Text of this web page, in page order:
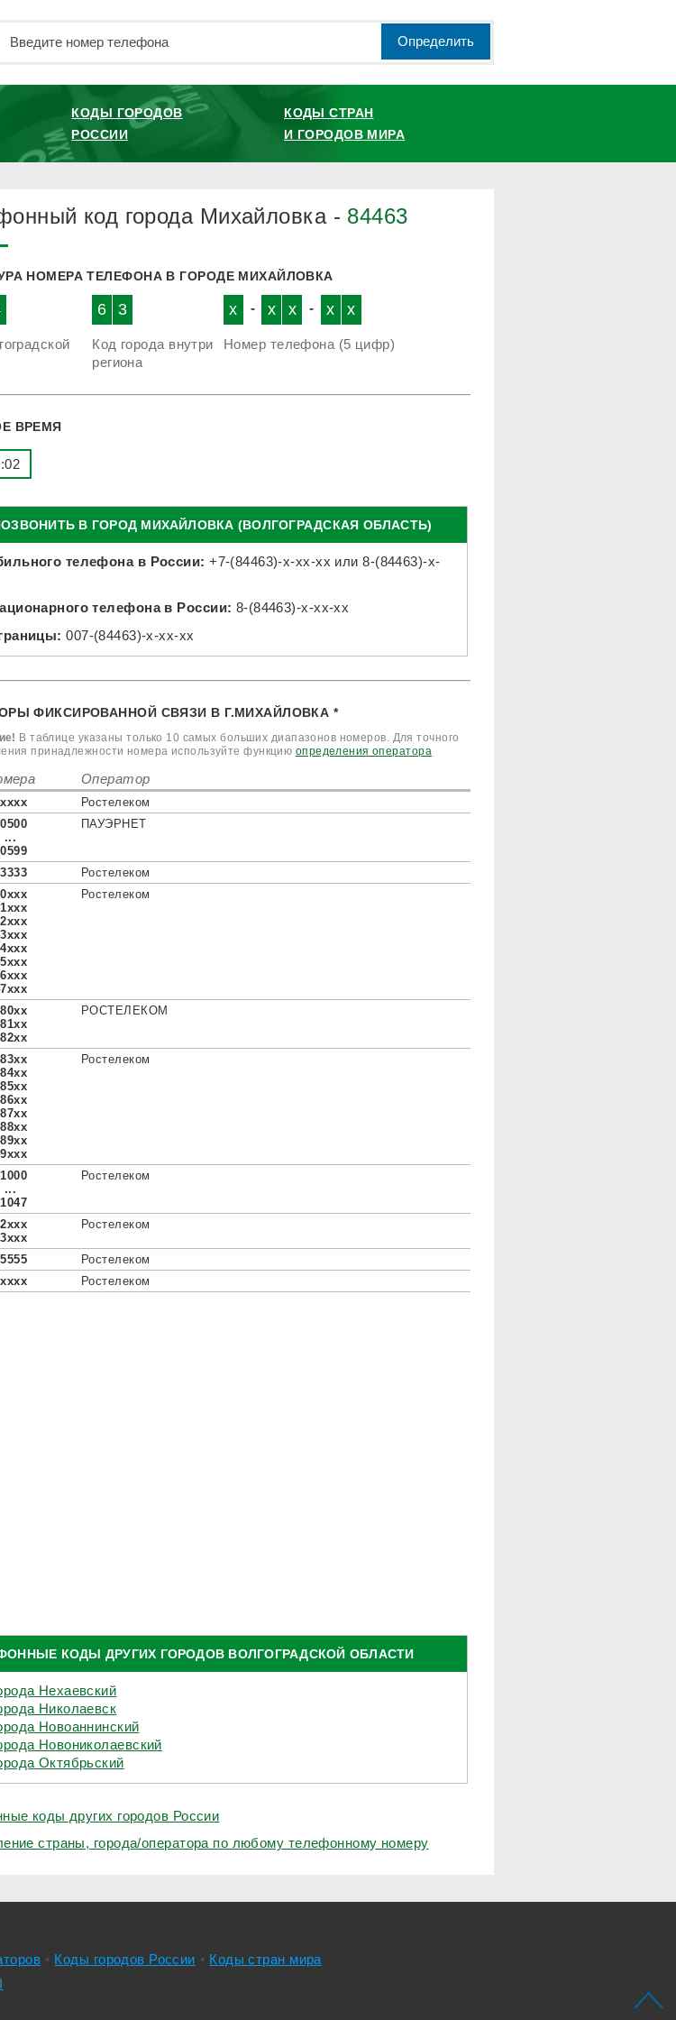
Определить
КОДЫ ГОРОДОВ
РОССИИ
КОДЫ СТРАН
И ГОРОДОВ МИРА
код города Михайловка - 84463
НОМЕРА ТЕЛЕФОНА В ГОРОДЕ МИХАЙЛОВКА
6 3
Код города внутри
региона
x - x x - x x
Номер телефона (5 цифр)
ВРЕМЯ
В ГОРОД МИХАЙЛОВКА (ВОЛГОГРАДСКАЯ ОБЛАСТЬ)
телефона в России: +7-(84463)-x-xx-xx или8-(84463)-x-
телефона в России: 8-(84463)-x-xx-xx
007-(84463)-x-xx-xx
ФИКСИРОВАННОЙ СВЯЗИ В Г.МИХАЙЛОВКА *
В таблице указаны только 10 самых больших диапазонов номеров. Для точного
принадлежности номера используйте функцию определения оператора
Оператор
Ростелеком
...
ПАУЭРНЕТ
Ростелеком
Ростелеком
РОСТЕЛЕКОМ
Ростелеком
...
Ростелеком
Ростелеком
Ростелеком
Ростелеком
КОДЫ ДРУГИХ ГОРОДОВ ВОЛГОГРАДСКОЙ ОБЛАСТИ
Нехаевский
Николаевск
Новоаннинский
Новониколаевский
Октябрьский
коды других городов России
страны, города/оператора по любому телефонному номеру
Коды городов России
Коды стран мира